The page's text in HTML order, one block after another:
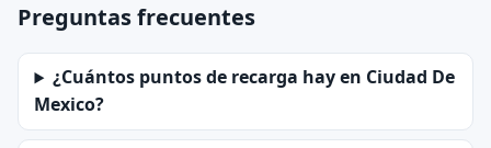
Preguntas frecuentes
¿Cuántos puntos de recarga hay en Ciudad De
Mexico?